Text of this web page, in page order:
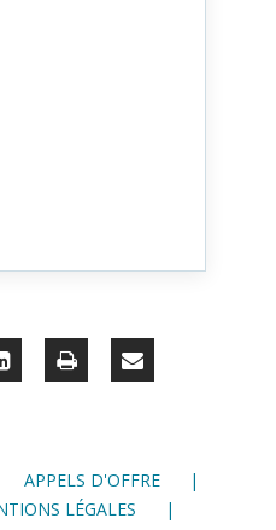
Voir
Imprimer
Partager
APPELS D'OFFRE
LÉGALES